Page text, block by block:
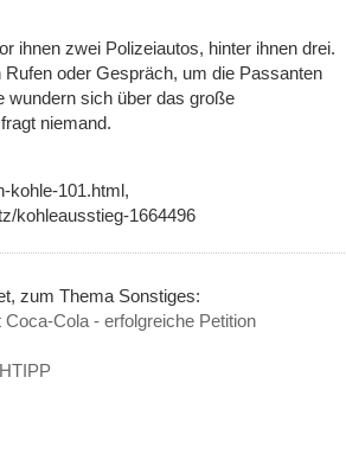
ihnen zwei Polizeiautos, hinter ihnen drei.
oder Gespräch, um die Passanten
wundern sich über das große
niemand.
kohle-101.html,
kohleausstieg-1664496
zum Thema Sonstiges:
Cola - erfolgreiche Petition